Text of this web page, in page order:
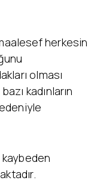
herkesin
olması
kadınların
kaybeden